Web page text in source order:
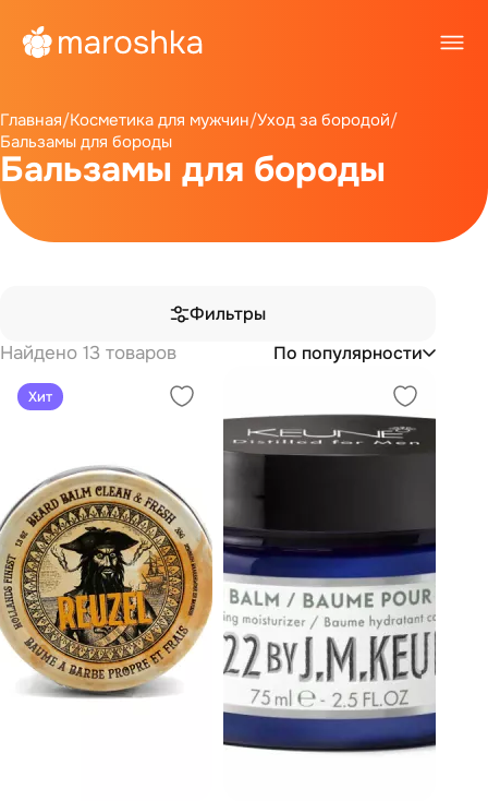
Главная/Косметика для мужчин/Уход за бородой/
Бальзамы для бороды
Бальзамы для бороды
Фильтры
Найдено 13 товаров
По популярности
Хит